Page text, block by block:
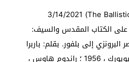
على الكتاب المقدس والسيف:
إلى بلفور. بقلم: باربرا
تاكمان. (مطبعة جامعة نيويورك ، 1956 ؛ راندوم هاوس ،